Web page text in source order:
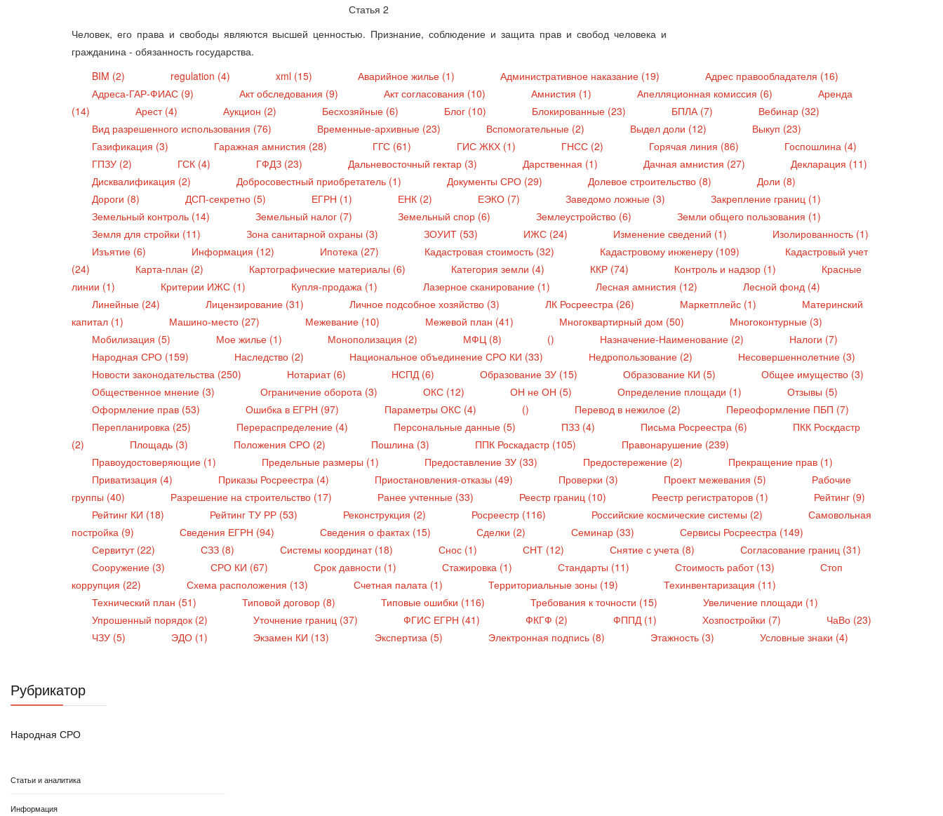
Статья 2
Человек, его права и свободы являются высшей ценностью. Признание, соблюдение и защита прав и свобод человека и
гражданина - обязанность государства.
BIM (2)
regulation (4) xml (15) Аварийное жилье (1) Административное наказание (19)
Адрес правообладателя (16)
Адреса-ГАР-ФИАС (9)
Акт обследования (9) Акт согласования (10) Амнистия (1) Апелляционная комиссия (6)
Аренда
(14)
Арест (4) Аукцион (2) Бесхозяйные (6) Блог (10) Блокированные (23) БПЛА (7)
Вебинар (32)
Вид разрешенного использования (76)
Временные-архивные (23) Вспомогательные (2) Выдел доли (12)
Выкуп (23)
Газификация (3)
Гаражная амнистия (28) ГГС (61) ГИС ЖКХ (1) ГНСС (2) Горячая линия (86)
Госпошлина (4)
ГПЗУ (2)
ГСК (4) ГФДЗ (23) Дальневосточный гектар (3) Дарственная (1) Дачная амнистия (27)
Декларация (11)
Дисквалификация (2)
Добросовестный приобретатель (1) Документы СРО (29) Долевое строительство (8)
Доли (8)
Дороги (8)
ДСП-секретно (5) ЕГРН (1) ЕНК (2) ЕЭКО (7) Заведомо ложные (3)
Закрепление границ (1)
Земельный контроль (14)
Земельный налог (7) Земельный спор (6) Землеустройство (6)
Земли общего пользования (1)
Земля для стройки (11)
Зона санитарной охраны (3) ЗОУИТ (53) ИЖС (24) Изменение сведений (1)
Изолированность (1)
Изъятие (6)
Информация (12) Ипотека (27) Кадастровая стоимость (32) Кадастровому инженеру (109)
Кадастровый учет
(24)
Карта-план (2) Картографические материалы (6) Категория земли (4) ККР (74) Контроль и надзор (1)
Красные
линии (1)
Критерии ИЖС (1) Купля-продажа (1) Лазерное сканирование (1) Лесная амнистия (12)
Лесной фонд (4)
Линейные (24)
Лицензирование (31) Личное подсобное хозяйство (3) ЛК Росреестра (26) Маркетплейс (1)
Материнский
капитал (1)
Машино-место (27) Межевание (10) Межевой план (41) Многоквартирный дом (50)
Многоконтурные (3)
Мобилизация (5)
Мое жилье (1) Монополизация (2) МФЦ (8) () Назначение-Наименование (2)
Налоги (7)
Народная СРО (159)
Наследство (2) Национальное объединение СРО КИ (33) Недропользование (2)
Несовершеннолетние (3)
Новости законодательства (250)
Нотариат (6) НСПД (6) Образование ЗУ (15) Образование КИ (5)
Общее имущество (3)
Общественное мнение (3)
Ограничение оборота (3) ОКС (12) ОН не ОН (5) Определение площади (1)
Отзывы (5)
Оформление прав (53)
Ошибка в ЕГРН (97) Параметры ОКС (4) () Перевод в нежилое (2)
Переоформление ПБП (7)
Перепланировка (25)
Перераспределение (4) Персональные данные (5) ПЗЗ (4) Письма Росреестра (6)
ПКК Роскдастр
(2)
Площадь (3) Положения СРО (2) Пошлина (3) ППК Роскадастр (105)
Правонарушение (239)
Правоудостоверяющие (1)
Предельные размеры (1) Предоставление ЗУ (33) Предостережение (2)
Прекращение прав (1)
Приватизация (4)
Приказы Росреестра (4) Приостановления-отказы (49) Проверки (3) Проект межевания (5)
Рабочие
группы (40)
Разрешение на строительство (17) Ранее учтенные (33) Реестр границ (10) Реестр регистраторов (1)
Рейтинг (9)
Рейтинг КИ (18)
Рейтинг ТУ РР (53) Реконструкция (2) Росреестр (116) Российские космические системы (2)
Самовольная
постройка (9)
Сведения ЕГРН (94) Сведения о фактах (15) Сделки (2) Семинар (33)
Сервисы Росреестра (149)
Сервитут (22)
СЗЗ (8) Системы координат (18) Снос (1) СНТ (12) Снятие с учета (8)
Согласование границ (31)
Сооружение (3)
СРО КИ (67) Срок давности (1) Стажировка (1) Стандарты (11) Стоимость работ (13)
Стоп
коррупция (22)
Схема расположения (13) Счетная палата (1) Территориальные зоны (19)
Техинвентаризация (11)
Технический план (51)
Типовой договор (8) Типовые ошибки (116) Требования к точности (15)
Увеличение площади (1)
Упрошенный порядок (2)
Уточнение границ (37) ФГИС ЕГРН (41) ФКГФ (2) ФППД (1) Хозпостройки (7)
ЧаВо (23)
ЧЗУ (5)
ЭДО (1) Экзамен КИ (13) Экспертиза (5) Электронная подпись (8) Этажность (3) Условные знаки (4)
Рубрикатор
Народная СРО
Статьи и аналитика
Информация